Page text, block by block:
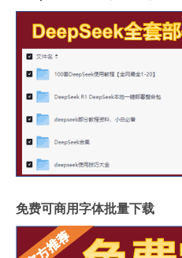
免费可商用字体批量下载